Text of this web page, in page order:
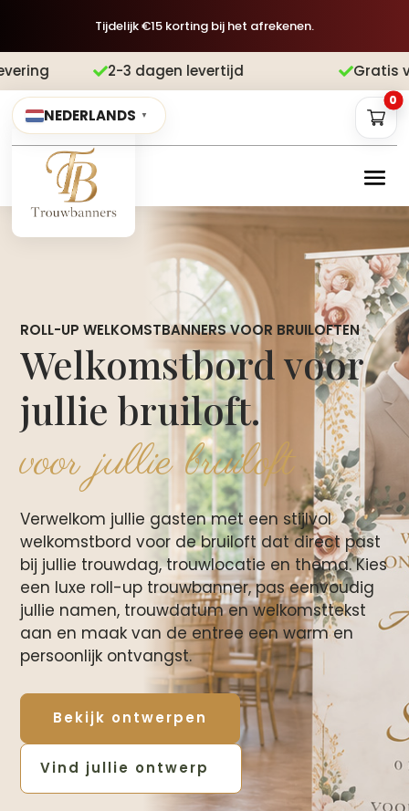
Tijdelijk €15 korting bij het afrekenen.
Gratis verzending Achteraf betalen
NEDERLANDS ▼
0
ROLL-UP WELKOMSTBANNERS VOOR BRUILOFTEN
Welkomstbord voor
jullie bruiloft.
voor jullie bruiloft
Verwelkom jullie gasten met een stijlvol
welkomstbord voor de bruiloft dat direct past
bij jullie trouwdag, trouwlocatie en thema. Kies
een luxe roll-up trouwbanner, pas eenvoudig
jullie namen, trouwdatum en welkomsttekst
aan en maak van de entree een warm en
persoonlijk ontvangst.
Bekijk ontwerpen
Vind jullie ontwerp